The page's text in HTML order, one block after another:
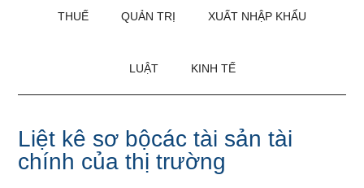
THUẾ QUẢN TRỊ XUẤT NHẬP KHẨU
LUẬT KINH TẾ
Liệt kê sơ bộcác tài sản tài
chính của thị trường